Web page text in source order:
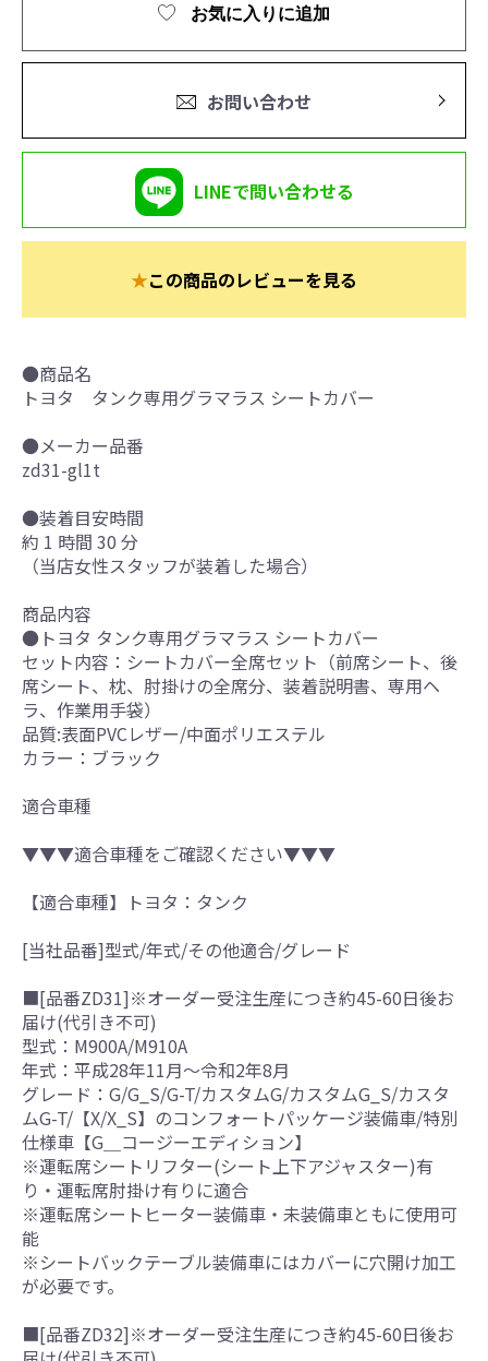
お気に入りに追加
お問い合わせ
LINEで問い合わせる
★この商品のレビューを見る
●商品名
トヨタ タンク専用グラマラス シートカバー
●メーカー品番
zd31-gl1t
●装着目安時間
約 1 時間 30 分
（当店女性スタッフが装着した場合）
商品内容
●トヨタ タンク専用グラマラス シートカバー
セット内容：シートカバー全席セット（前席シート、後
席シート、枕、肘掛けの全席分、装着説明書、専用ヘ
ラ、作業用手袋）
品質:表面PVCレザー/中面ポリエステル
カラー：ブラック
適合車種
▼▼▼適合車種をご確認ください▼▼▼
【適合車種】トヨタ：タンク
[当社品番]型式/年式/その他適合/グレード
■[品番ZD31]※オーダー受注生産につき約45-60日後お
届け(代引き不可)
型式：M900A/M910A
年式：平成28年11月～令和2年8月
グレード：G/G_S/G-T/カスタムG/カスタムG_S/カスタ
ムG-T/【X/X_S】のコンフォートパッケージ装備車/特別
仕様車【G＿コージーエディション】
※運転席シートリフター(シート上下アジャスター)有
り・運転席肘掛け有りに適合
※運転席シートヒーター装備車・未装備車ともに使用可
能
※シートバックテーブル装備車にはカバーに穴開け加工
が必要です。
■[品番ZD32]※オーダー受注生産につき約45-60日後お